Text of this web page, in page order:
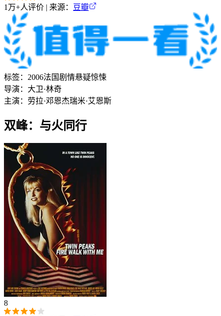
1万+人评价 | 来源： 豆瓣
标签： 2006法国剧情悬疑惊悚
导演： 大卫·林奇
主演： 劳拉·邓恩杰瑞米·艾恩斯
双峰：与火同行
8